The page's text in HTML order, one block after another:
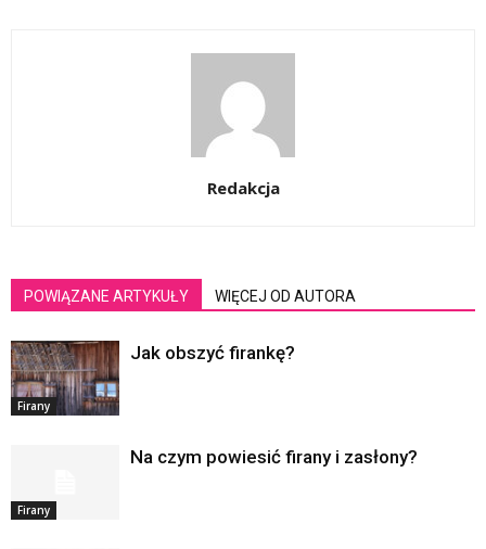
Redakcja
POWIĄZANE ARTYKUŁY WIĘCEJ OD AUTORA
Firany
Jak obszyć firankę?
Firany
Na czym powiesić firany i zasłony?